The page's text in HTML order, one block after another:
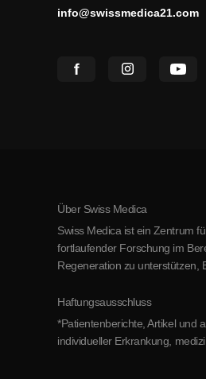
info@swissmedica21.com
Über Swiss Medica
Swiss Medica ist ein Zentrum
fortlaufender Forschung im
Regeneration zu unterstützen,
Haftungsausschluss
*Patientenberichte, Artikel und
individueller Erkrankung,